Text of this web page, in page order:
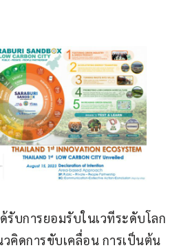
รับการยอมรับในเวทีระดับโลก
คิดการขับเคลื่อน การเป็นต้น